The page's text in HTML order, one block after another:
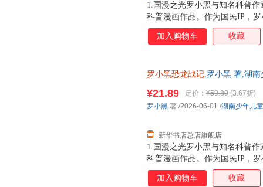
1.国漫之光罗小黑与知名科普
科普漫画作品。作为国民IP，
动画于2011年开始播放，B站
3.15亿票房，同名漫画书2015
加入购物车 收藏
罗小黑恐龙战记,罗小黑 著,湖
13284178503
1.国漫之光罗小黑与知名科普
科普漫画作品。作为国民IP，
动画于2011年开始播放，B站
3.15亿票房，同名漫画书2015
¥21.89 定价： ¥59.80 (3.67折)
新华书店总店旗舰店
罗小黑 著 /2026-06-01 /湖南少年儿
加入购物车 收藏